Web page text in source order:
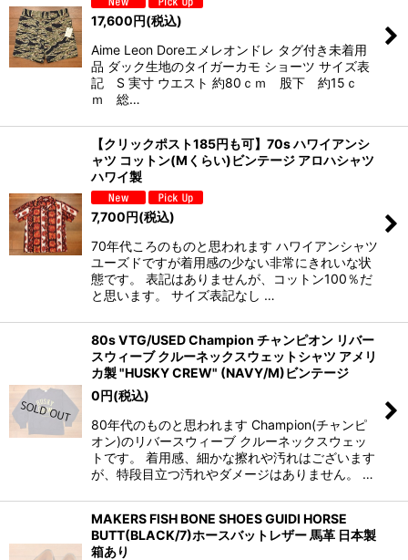
17,600円(税込)
Aime Leon Doreエメレオンドレ タグ付き未着用
品 ダック生地のタイガーカモ ショーツ サイズ表
記 S 実寸 ウエスト 約80ｃｍ 股下 約15ｃ
ｍ 総…
【クリックポスト185円も可】70s ハワイアンシ
ャツ コットン(Mくらい)ビンテージ アロハシャツ
ハワイ製
7,700円(税込)
70年代ころのものと思われます ハワイアンシャツ
ユーズドですが着用感の少ない非常にきれいな状
態です。 表記はありませんが、コットン100％だ
と思います。 サイズ表記なし …
80s VTG/USED Champion チャンピオン リバー
スウィーブ クルーネックスウェットシャツ アメリ
カ製 "HUSKY CREW" (NAVY/M)ビンテージ
0円(税込)
80年代のものと思われます Champion(チャンピ
オン)のリバースウィーブ クルーネックスウェッ
トです。 着用感、細かな擦れや汚れはございます
が、特段目立つ汚れやダメージはありません。 …
MAKERS FISH BONE SHOES GUIDI HORSE
BUTT(BLACK/7)ホースバットレザー 馬革 日本製
箱あり